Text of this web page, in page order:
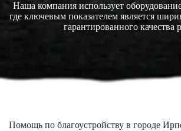
Наша компания использует
где ключевым показателем является
гарантированного качества
Помощь по благоустройству в городе